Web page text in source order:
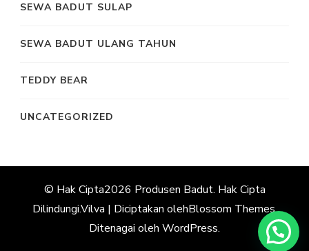
SEWA BADUT SULAP
SEWA BADUT ULANG TAHUN
TEDDY BEAR
UNCATEGORIZED
© Hak Cipta2026 Produsen Badut. Hak Cipta
Dilindungi.Vilva | Diciptakan olehBlossom Themes.
Ditenagai oleh WordPress.
Hubungi Kami